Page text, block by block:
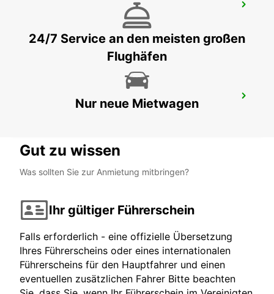
24/7 Service an den meisten großen
Flughäfen
Nur neue Mietwagen
Gut zu wissen
Was sollten Sie zur Anmietung mitbringen?
Ihr gültiger Führerschein
Falls erforderlich - eine offizielle Übersetzung
Ihres Führerscheins oder eines internationalen
Führerscheins für den Hauptfahrer und einen
eventuellen zusätzlichen Fahrer Bitte beachten